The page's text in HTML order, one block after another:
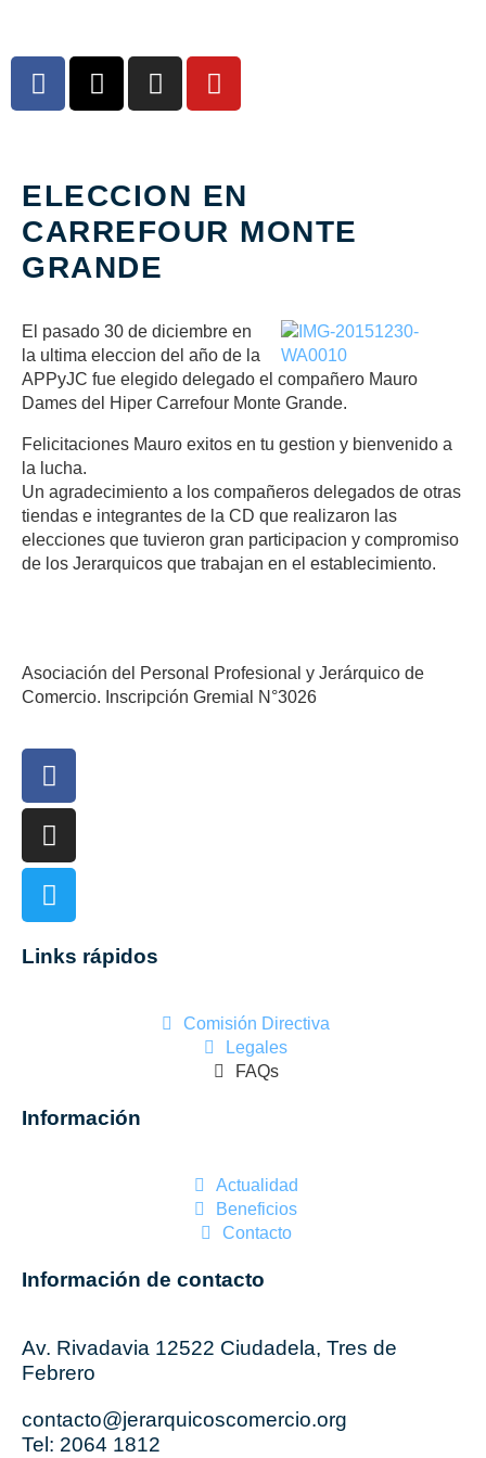
ELECCION EN
CARREFOUR MONTE
GRANDE
El pasado 30 de diciembre en
la ultima eleccion del año de la
APPyJC fue elegido delegado el compañero Mauro
Dames del Hiper Carrefour Monte Grande.
Felicitaciones Mauro exitos en tu gestion y bienvenido a
la lucha.
Un agradecimiento a los compañeros delegados de otras
tiendas e integrantes de la CD que realizaron las
elecciones que tuvieron gran participacion y compromiso
de los Jerarquicos que trabajan en el establecimiento.
Asociación del Personal Profesional y Jerárquico de
Comercio. Inscripción Gremial N°3026
Links rápidos
Comisión Directiva
Legales
FAQs
Información
Actualidad
Beneficios
Contacto
Información de contacto
Av. Rivadavia 12522 Ciudadela, Tres de
Febrero
contacto@jerarquicoscomercio.org
Tel: 2064 1812